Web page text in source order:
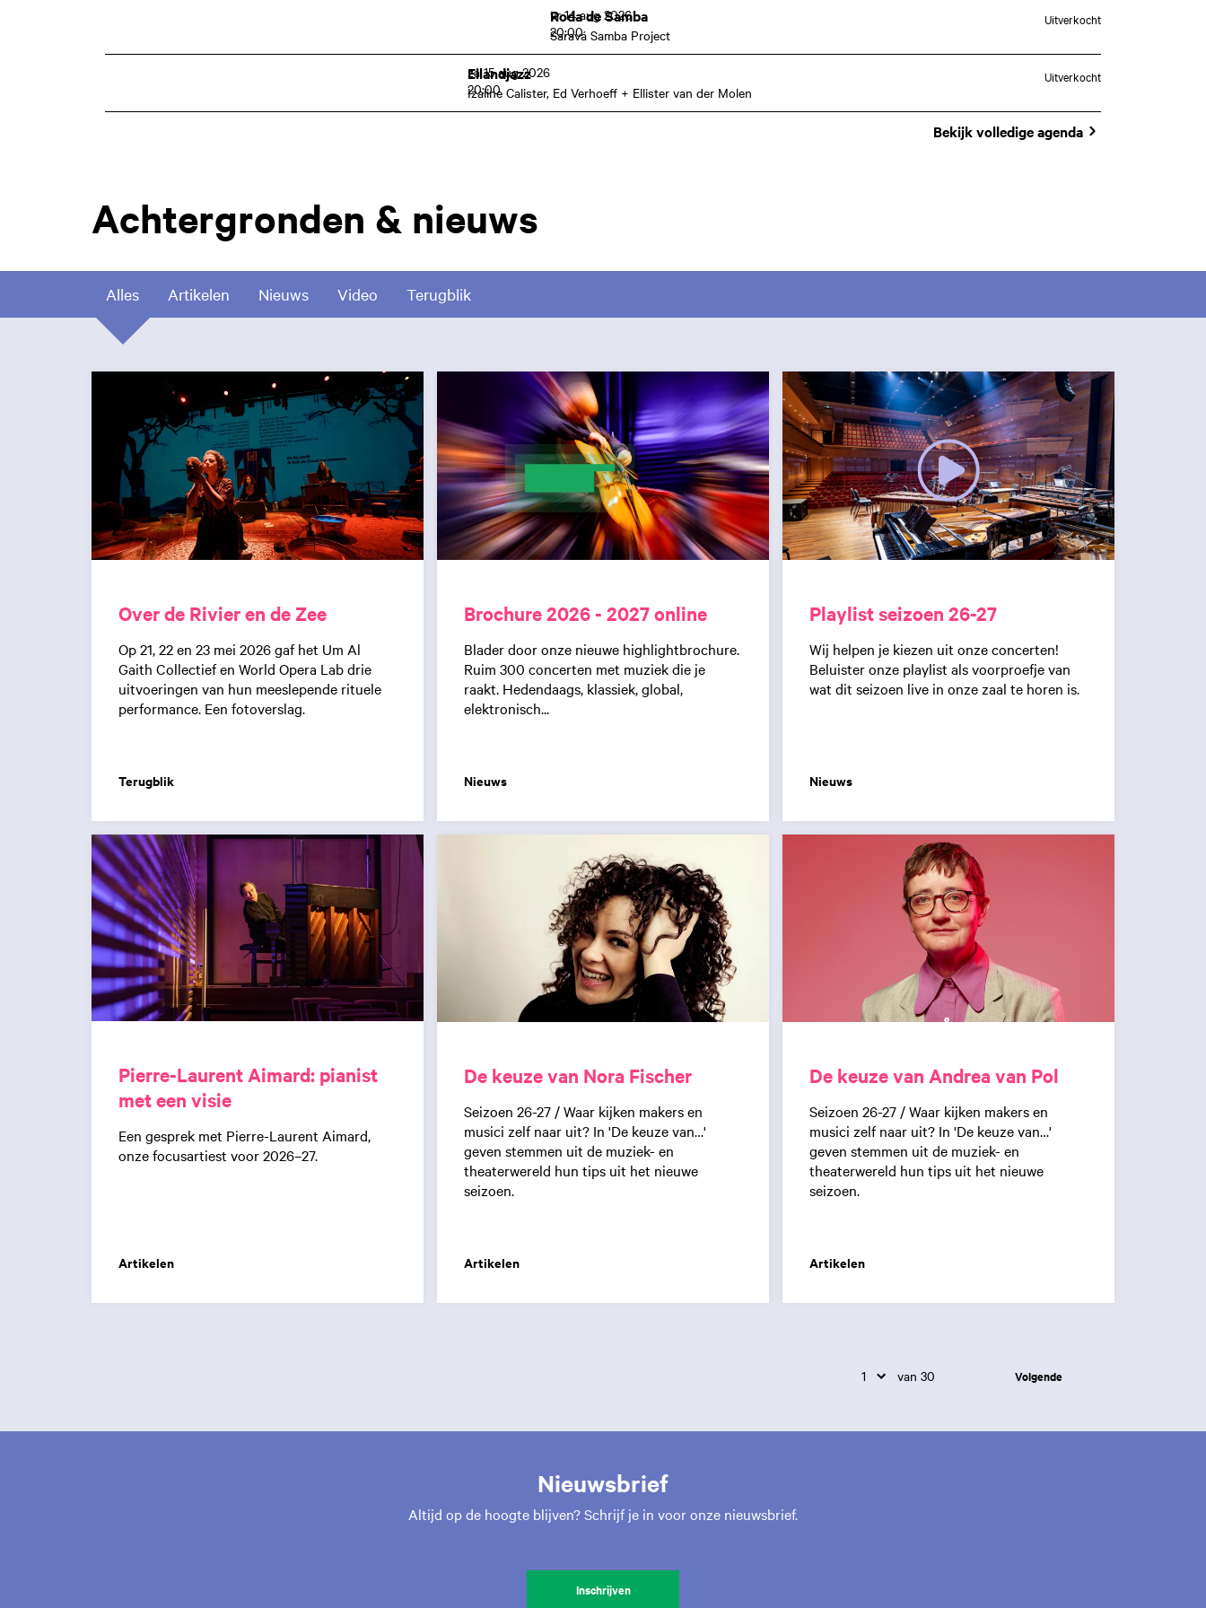
vr 14 aug 2026
20:00
Roda de Samba
Saravá Samba Project
Uitverkocht
za 15 aug 2026
20:00
Eilandjazz
Izaline Calister, Ed Verhoeff + Ellister van der Molen
Uitverkocht
Bekijk volledige agenda
Achtergronden & nieuws
Alles Artikelen Nieuws Video Terugblik
Over de Rivier en de Zee
Op 21, 22 en 23 mei 2026 gaf het Um Al
Gaith Collectief en World Opera Lab drie
uitvoeringen van hun meeslepende rituele
performance. Een fotoverslag.
Terugblik
Brochure 2026 - 2027 online
Blader door onze nieuwe highlightbrochure.
Ruim 300 concerten met muziek die je
raakt. Hedendaags, klassiek, global,
elektronisch...
Nieuws
Playlist seizoen 26-27
Wij helpen je kiezen uit onze concerten!
Beluister onze playlist als voorproefje van
wat dit seizoen live in onze zaal te horen is.
Nieuws
Pierre-Laurent Aimard: pianist
met een visie
Een gesprek met Pierre-Laurent Aimard,
onze focusartiest voor 2026–27.
Artikelen
De keuze van Nora Fischer
Seizoen 26-27 / Waar kijken makers en
musici zelf naar uit? In 'De keuze van…'
geven stemmen uit de muziek- en
theaterwereld hun tips uit het nieuwe
seizoen.
Artikelen
De keuze van Andrea van Pol
Seizoen 26-27 / Waar kijken makers en
musici zelf naar uit? In 'De keuze van…'
geven stemmen uit de muziek- en
theaterwereld hun tips uit het nieuwe
seizoen.
Artikelen
van 30 Volgende
Nieuwsbrief
Altijd op de hoogte blijven? Schrijf je in voor onze nieuwsbrief.
Inschrijven